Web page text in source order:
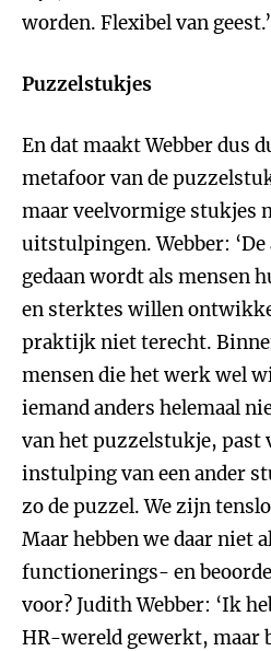
worden. Flexibel van geest.’
Puzzelstukjes
En dat maakt Webber dus
metafoor van de
maar veelvormige stukjes
uitstulpingen. Webber:
gedaan wordt als mensen
en sterktes willen
praktijk niet terecht.
mensen die het werk wel
iemand anders helemaal
van het puzzelstukje, past
instulping van een ander
zo de puzzel. We zijn
Maar hebben we daar niet
functionerings- en
voor? Judith Webber: ‘Ik
HR-wereld gewerkt, maar